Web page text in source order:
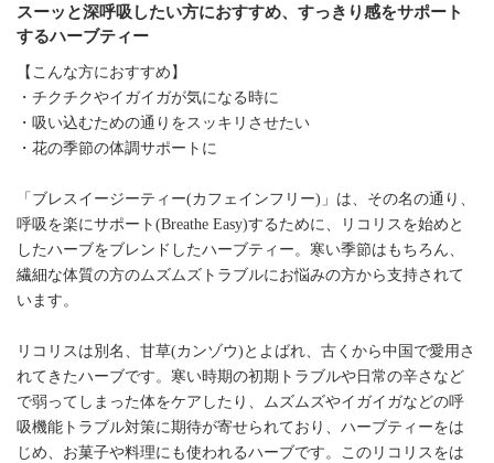
スーッと深呼吸したい方におすすめ、すっきり感をサポート
するハーブティー
【こんな方におすすめ】
・チクチクやイガイガが気になる時に
・吸い込むための通りをスッキリさせたい
・花の季節の体調サポートに
「ブレスイージーティー(カフェインフリー)」は、その名の通り、
呼吸を楽にサポート(Breathe Easy)するために、リコリスを始めと
したハーブをブレンドしたハーブティー。寒い季節はもちろん、
繊細な体質の方のムズムズトラブルにお悩みの方から支持されて
います。
リコリスは別名、甘草(カンゾウ)とよばれ、古くから中国で愛用さ
れてきたハーブです。寒い時期の初期トラブルや日常の辛さなど
で弱ってしまった体をケアしたり、ムズムズやイガイガなどの呼
吸機能トラブル対策に期待が寄せられており、ハーブティーをは
じめ、お菓子や料理にも使われるハーブです。このリコリスをは